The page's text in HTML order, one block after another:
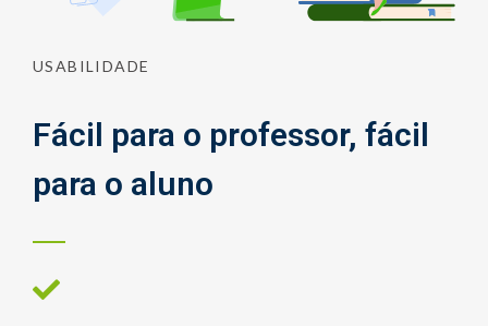
USABILIDADE
Fácil para o professor, fácil
para o aluno